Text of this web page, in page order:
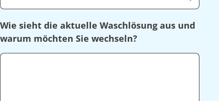
Wie sieht die aktuelle Waschlösung aus und
warum möchten Sie wechseln?